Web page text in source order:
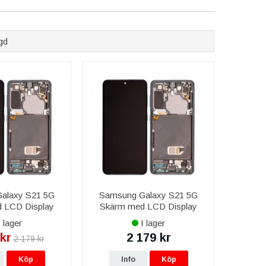
före leverans.
S21 5G
LCD Display
- Vit
lager
2 179 kr
Köp
Samsung Galaxy S21 5G
Skärm med LCD Display
Original - Grå
I lager
2 179 kr
Info Köp